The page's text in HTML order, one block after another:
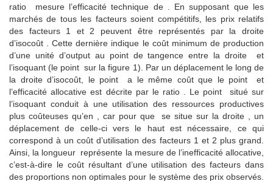
ratio mesure l’efficacité technique de . En supposant que les
marchés de tous les facteurs soient compétitifs, les prix relatifs
des facteurs 1 et 2 peuvent être représentés par la droite
d’isocoût . Cette dernière indique le coût minimum de production
d’une unité d’output au point de tangence entre la droite et
l’isoquant (le point sur la figure 1). Par un déplacement le long de
la droite d’isocoût, le point a le même coût que le point et
l’efficacité allocative est décrite par le ratio . Le point situé sur
l’isoquant conduit à une utilisation des ressources productives
plus coûteuses qu’en , car pour que se situe sur la droite , un
déplacement de celle-ci vers le haut est nécessaire, ce qui
correspond à un coût d’utilisation des facteurs 1 et 2 plus grand.
Ainsi, la longueur représente la mesure de l’inefficacité allocative,
c’est-à-dire le coût résultant d’une utilisation des facteurs dans
des proportions non optimales pour le système des prix observés.